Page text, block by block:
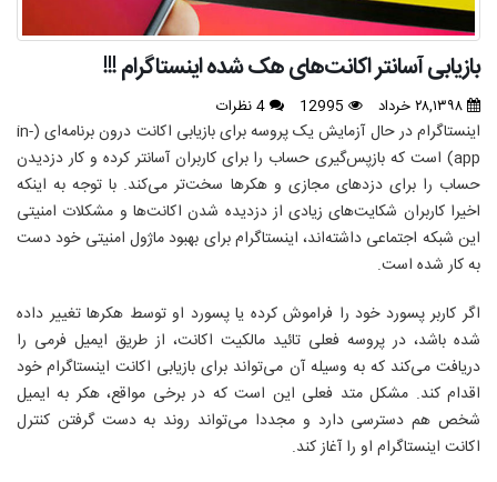
بازیابی آسانتر اکانت‌های هک شده اینستاگرام !!!
اینستاگرام در حال آزمایش یک پروسه برای بازیابی اکانت درون برنامه‌ای (in-
app) است که بازپس‌گیری حساب را برای کاربران آسانتر کرده و کار دزدیدن
حساب را برای دزدهای مجازی و هکرها سخت‌تر می‌کند. با توجه به اینکه
اخیرا کاربران شکایت‌های زیادی از دزدیده شدن اکانت‌ها و مشکلات امنیتی
این شبکه اجتماعی داشته‌اند، اینستاگرام برای بهبود ماژول امنیتی خود دست
به کار شده است.
اگر کاربر پسورد خود را فراموش کرده یا پسورد او توسط هکرها تغییر داده
شده باشد، در پروسه فعلی تائید مالکیت اکانت، از طریق ایمیل فرمی را
دریافت می‌کند که به وسیله آن می‌تواند برای بازیابی اکانت اینستاگرام خود
اقدام کند. مشکل متد فعلی این است که در برخی مواقع، هکر به ایمیل
شخص هم دسترسی دارد و مجددا می‌تواند روند به دست گرفتن کنترل
اکانت اینستاگرام او را آغاز کند.